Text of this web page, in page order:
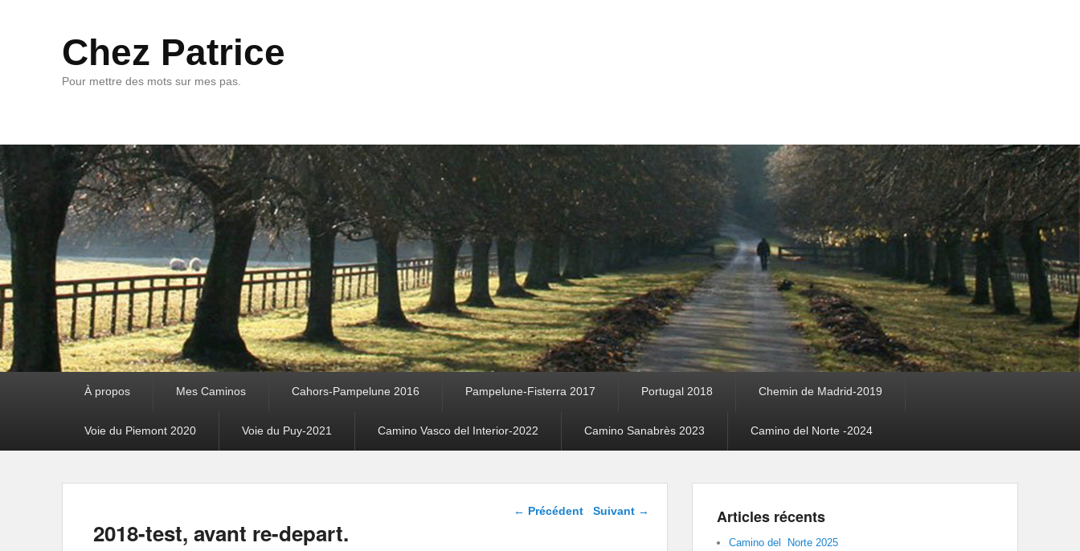
Chez Patrice
Pour mettre des mots sur mes pas.
À propos Mes Caminos Cahors-Pampelune 2016 Pampelune-Fisterra 2017 Portugal 2018 Chemin de Madrid-2019
Voie du Piemont 2020 Voie du Puy-2021 Camino Vasco del Interior-2022 Camino Sanabrès 2023 Camino del Norte -2024
Navigation dans les
← Précédent Suivant →
2018-test, avant re-depart.
Articles récents
Camino del Norte 2025